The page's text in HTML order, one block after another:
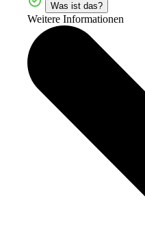
Was ist das?
Weitere Informationen